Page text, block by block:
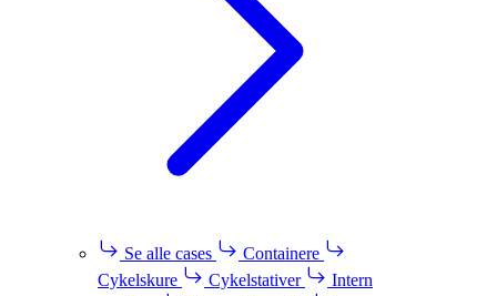
Se alle cases
Containere
Cykelskure
Cykelstativer
Intern